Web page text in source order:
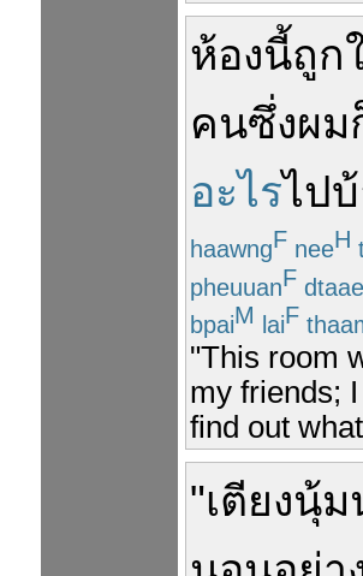
ห้องนี้ถูก
คนซึ่งผม
อะไรไป
haawngF neeH
pheuuanF dtaae
bpaiM laiF
"This room
my friends;
find out
"เตียงนุ้ม